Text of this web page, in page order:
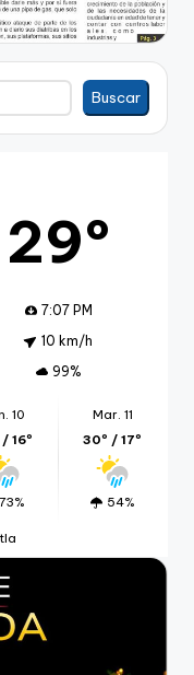
Buscar
29º
7:07 PM
10 km/h
99%
10
16º
73%
Mar. 11
30º / 17º
54%